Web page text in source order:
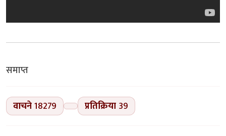
समाप्त
वाचने18279 प्रतिक्रिया 39